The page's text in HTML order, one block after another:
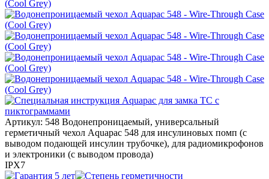
Артикул: 548 Водонепроницаемый, универсальный
герметичный чехол Aquapac 548 для инсулиновых помп (с
выводом подающей инсулин трубочке), для радиомикрофонов
и электроники (с выводом провода)
IPX7